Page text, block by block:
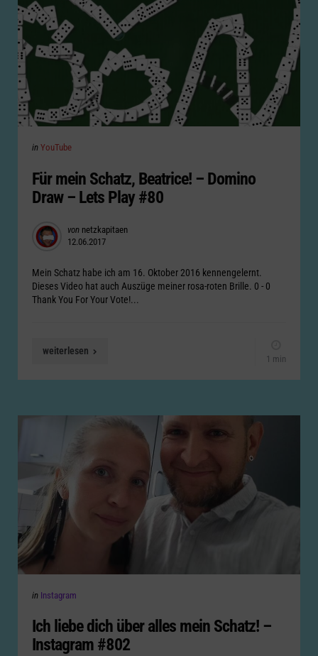
Categories
Posted
in YouTube
Für mein Schatz, Beatrice! – Domino
Draw – Lets Play #80
Posted
by
von netzkapitaen
12.06.2017
Mein Schatz habe ich am 16. Oktober 2016 kennengelernt.
Dieses Video hat auch Auszüge meiner rosa-roten Brille. 0 - 0
Thank You For Your Vote!...
weiterlesen
1 min
Categories
Posted
in Instagram
Ich liebe dich über alles mein Schatz! –
Instagram #802